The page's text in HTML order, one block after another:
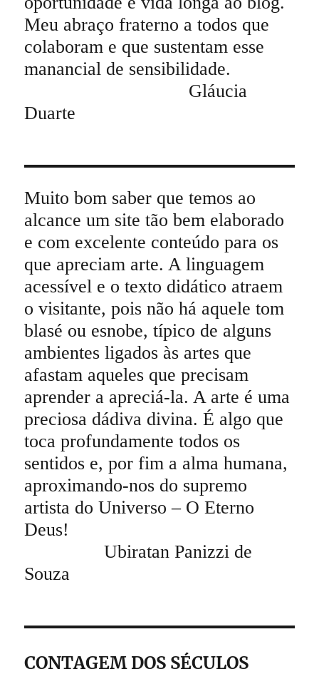
Meu abraço fraterno a todos que
colaboram e que sustentam esse
manancial de sensibilidade.
Gláucia
Duarte
Muito bom saber que temos ao
alcance um site tão bem elaborado
e com excelente conteúdo para os
que apreciam arte. A linguagem
acessível e o texto didático atraem
o visitante, pois não há aquele tom
blasé ou esnobe, típico de alguns
ambientes ligados às artes que
afastam aqueles que precisam
aprender a apreciá-la. A arte é uma
preciosa dádiva divina. É algo que
toca profundamente todos os
sentidos e, por fim a alma humana,
aproximando-nos do supremo
artista do Universo – O Eterno
Deus!
Ubiratan Panizzi de
Souza
CONTAGEM DOS SÉCULOS